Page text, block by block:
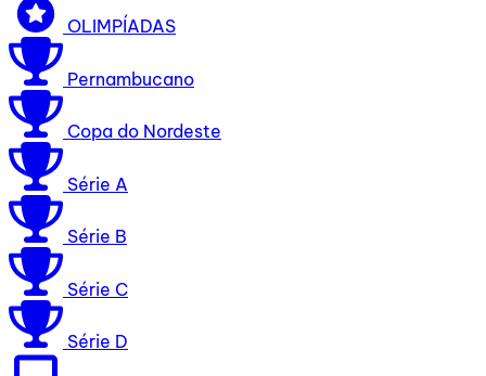
OLIMPÍADAS
Pernambucano
Copa do Nordeste
Série A
Série B
Série C
Série D